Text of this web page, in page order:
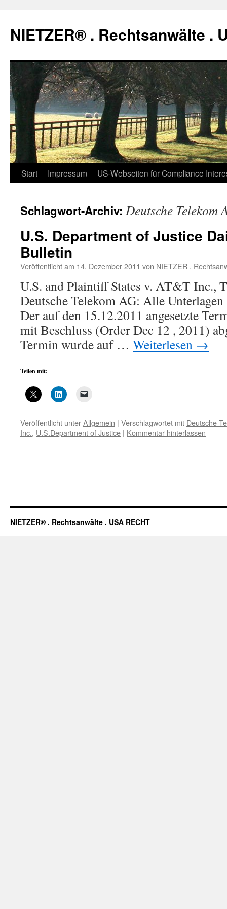
springen
NIETZER® . Rechtsanwälte .
Start Impressum US-Webseiten für Compliance
Schlagwort-Archiv: Deutsche Telekom
U.S. Department of Justice
Bulletin
Veröffentlicht am 14. Dezember 2011 von NIETZER .
U.S. and Plaintiff States v. AT&T Inc.,
Deutsche Telekom AG: Alle
Der auf den 15.12.2011 angesetzte
mit Beschluss (Order Dec 12 , 2011)
Termin wurde auf … Weiterlesen →
Teilen mit:
Veröffentlicht unterAllgemein | Verschlagwortet mit Deutsche
Inc., U.S.Department of Justice | Kommentar hinterlassen
NIETZER® . Rechtsanwälte . USA RECHT